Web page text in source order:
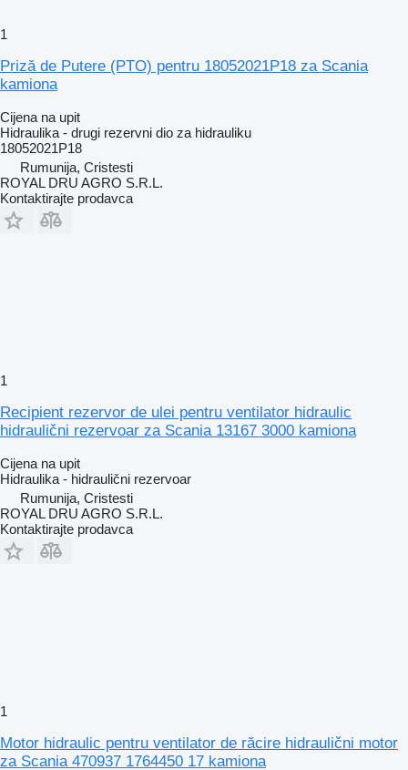
1
Priză de Putere (PTO) pentru 18052021P18 za Scania
kamiona
Cijena na upit
Hidraulika - drugi rezervni dio za hidrauliku
18052021P18
Rumunija, Cristesti
ROYAL DRU AGRO S.R.L.
Kontaktirajte prodavca
1
Recipient rezervor de ulei pentru ventilator hidraulic
hidraulični rezervoar za Scania 13167 3000 kamiona
Cijena na upit
Hidraulika - hidraulični rezervoar
Rumunija, Cristesti
ROYAL DRU AGRO S.R.L.
Kontaktirajte prodavca
1
Motor hidraulic pentru ventilator de răcire hidraulični motor
za Scania 470937 1764450 17 kamiona